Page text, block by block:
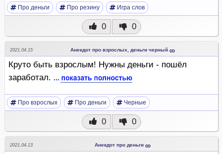
Про деньги Про резину Игра слов
0 0
2021.04.15 Анекдот про взрослых, деньги черный
Круто быть взрослым! Нужны деньги - пошёл
заработал.
Про взрослых Про деньги Черные
0 0
2021.04.13 Анекдот про деньги